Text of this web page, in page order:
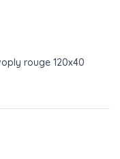
rouge 120x40